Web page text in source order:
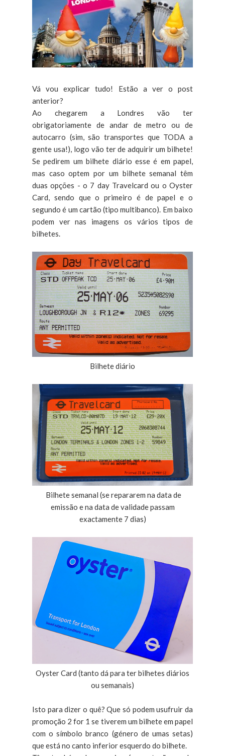
Vá vou explicar tudo! Estão a ver o post
anterior?
Ao chegarem a Londres vão ter
obrigatoriamente de andar de metro ou de
autocarro (sim, são transportes que TODA a
gente usa!), logo vão ter de adquirir um bilhete!
Se pedirem um bilhete diário esse é em papel,
mas caso optem por um bilhete semanal têm
duas opções - o 7 day Travelcard ou o Oyster
Card, sendo que o primeiro é de papel e o
segundo é um cartão (tipo multibanco). Em baixo
podem ver nas imagens os vários tipos de
bilhetes.
Bilhete diário
Bilhete semanal (se repararem na data de
emissão e na data de validade passam
exactamente 7 dias)
Oyster Card (tanto dá para ter bilhetes diários
ou semanais)
Isto para dizer o quê? Que só podem usufruir da
promoção 2 for 1 se tiverem um bilhete em papel
com o símbolo branco (género de umas setas)
que está no canto inferior esquerdo do bilhete.